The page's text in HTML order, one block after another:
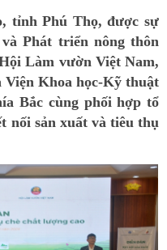
tỉnh Phú Thọ, được sự
Phát triển nông thôn
Làm vườn Việt Nam,
Viện Khoa học-Kỹ thuật
Bắc cùng phối hợp tổ
nối sản xuất và tiêu thụ